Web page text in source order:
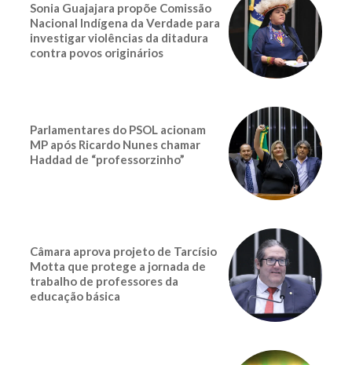
Sonia Guajajara propõe Comissão
Nacional Indígena da Verdade para
investigar violências da ditadura
contra povos originários
Parlamentares do PSOL acionam
MP após Ricardo Nunes chamar
Haddad de “professorzinho”
Câmara aprova projeto de Tarcísio
Motta que protege a jornada de
trabalho de professores da
educação básica